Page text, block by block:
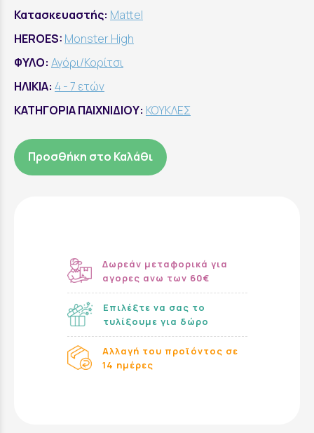
Κατασκευαστής: Mattel
HEROES: Monster High
ΦΥΛΟ: Αγόρι/Κορίτσι
ΗΛΙΚΙΑ: 4 - 7 ετών
ΚΑΤΗΓΟΡΙΑ ΠΑΙΧΝΙΔΙΟΥ: ΚΟΥΚΛΕΣ
Προσθήκη στο Καλάθι
Δωρεάν μεταφορικά για
αγορες ανω των 60€
Επιλέξτε να σας το
τυλίξουμε για δώρο
Αλλαγή του προϊόντος σε
14 ημέρες